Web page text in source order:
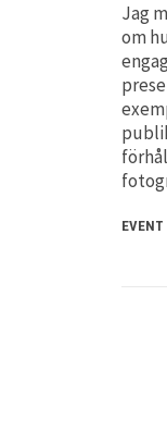
Jag
om
EVENT